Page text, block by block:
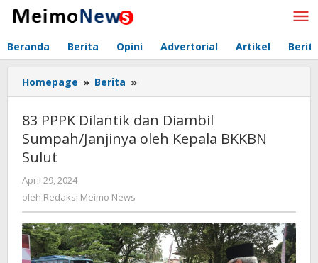
Lewati
Beranda Berita Opini Advertorial Artikel
Homepage » Berita »
PPPK
Dilantik
dan
Diambil
Sulut
83 PPPK Dilantik dan Diambil
Sumpah/Janjinya oleh Kepala BKKBN
Sulut
April 29, 2024
Redaksi
News
oleh Redaksi Meimo News